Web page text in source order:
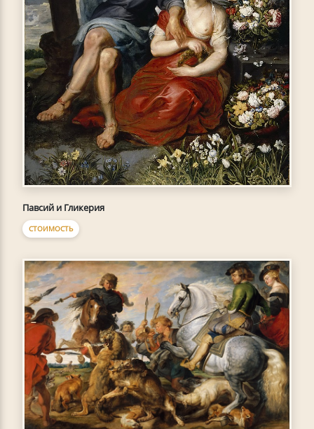
Павсий и Гликерия
СТОИМОСТЬ